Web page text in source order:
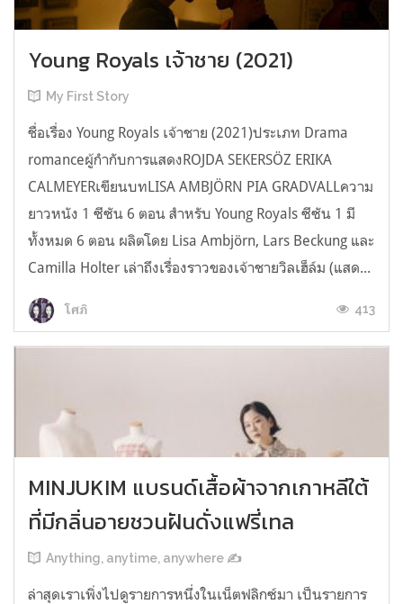
Young Royals เจ้าชาย (2021)
My First Story
ชื่อเรื่อง Young Royals เจ้าชาย (2021)ประเภท Drama
romanceผู้กำกับการแสดงROJDA SEKERSÖZ ERIKA
CALMEYERเขียนบทLISA AMBJÖRN PIA GRADVALLความ
ยาวหนัง 1 ซีซัน 6 ตอน สำหรับ Young Royals ซีซัน 1 มี
ทั้งหมด 6 ตอน ผลิตโดย Lisa Ambjörn, Lars Beckung และ
Camilla Holter เล่าถึงเรื่องราวของเจ้าชายวิลเฮ็ล์ม (แสด...
โศภิ 413
MINJUKIM แบรนด์เสื้อผ้าจากเกาหลีใต้
ที่มีกลิ่นอายชวนฝันดั่งแฟรี่เทล
Anything, anytime, anywhere ✍️
ล่าสุดเราเพิ่งไปดูรายการหนึ่งในเน็ตฟลิกซ์มา เป็นรายการ